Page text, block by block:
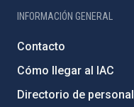
INFORMACIÓN GENERAL
Contacto
Cómo llegar al IAC
Directorio de personal